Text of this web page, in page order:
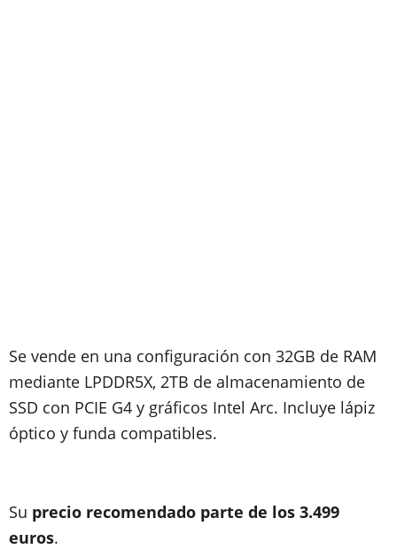
Se vende en una configuración con 32GB de RAM
mediante LPDDR5X, 2TB de almacenamiento de
SSD con PCIE G4 y gráficos Intel Arc. Incluye lápiz
óptico y funda compatibles.
Su precio recomendado parte de los 3.499
euros.